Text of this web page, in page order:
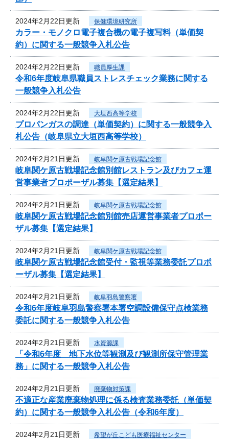
2024年2月22日更新 保健環境研究所
カラー・モノクロ電子複合機の電子複写料（単価契
約）に関する一般競争入札公告
2024年2月22日更新 職員厚生課
令和6年度岐阜県職員ストレスチェック業務に関する
一般競争入札公告
2024年2月22日更新 大垣西高等学校
プロパンガスの調達（単価契約）に関する一般競争入
札公告（岐阜県立大垣西高等学校）
2024年2月21日更新 岐阜関ケ原古戦場記念館
岐阜関ケ原古戦場記念館別館レストラン及びカフェ運
営事業者プロポーザル募集【選定結果】
2024年2月21日更新 岐阜関ケ原古戦場記念館
岐阜関ケ原古戦場記念館別館売店運営事業者プロポー
ザル募集【選定結果】
2024年2月21日更新 岐阜関ケ原古戦場記念館
岐阜関ケ原古戦場記念館受付・監視等業務委託プロポ
ーザル募集【選定結果】
2024年2月21日更新 岐阜羽島警察署
令和6年度岐阜羽島警察署本署空調設備保守点検業務
委託に関する一般競争入札公告
2024年2月21日更新 水資源課
「令和6年度 地下水位等観測及び観測所保守管理業
務」に関する一般競争入札公告
2024年2月21日更新 廃棄物対策課
不適正な産業廃棄物処理に係る検査業務委託（単価契
約）に関する一般競争入札公告（令和6年度）
2024年2月21日更新 希望が丘こども医療福祉センター